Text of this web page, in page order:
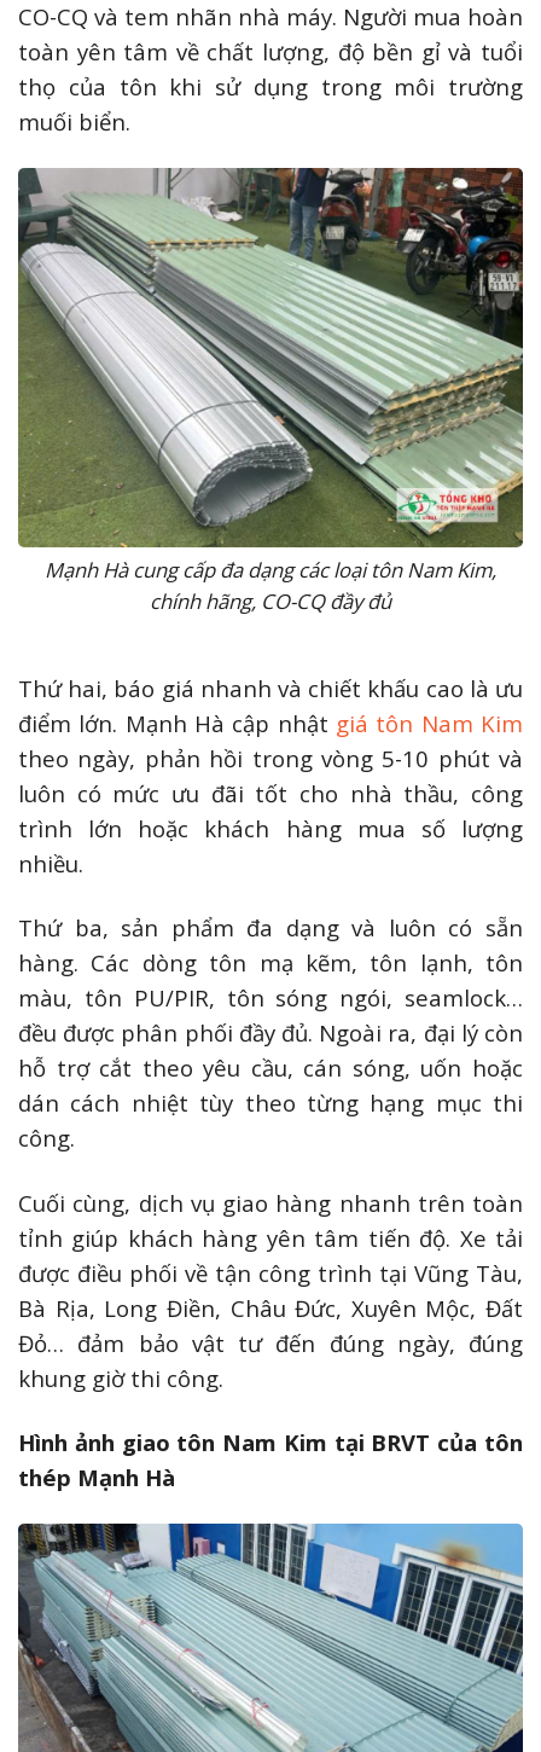
CO-CQ và tem nhãn nhà máy. Người mua hoàn
toàn yên tâm về chất lượng, độ bền gỉ và tuổi
thọ của tôn khi sử dụng trong môi trường
muối biển.
Mạnh Hà cung cấp đa dạng các loại tôn Nam Kim,
chính hãng, CO-CQ đầy đủ
Thứ hai, báo giá nhanh và chiết khấu cao là ưu
điểm lớn. Mạnh Hà cập nhật giá tôn Nam Kim
theo ngày, phản hồi trong vòng 5-10 phút và
luôn có mức ưu đãi tốt cho nhà thầu, công
trình lớn hoặc khách hàng mua số lượng
nhiều.
Thứ ba, sản phẩm đa dạng và luôn có sẵn
hàng. Các dòng tôn mạ kẽm, tôn lạnh, tôn
màu, tôn PU/PIR, tôn sóng ngói, seamlock…
đều được phân phối đầy đủ. Ngoài ra, đại lý còn
hỗ trợ cắt theo yêu cầu, cán sóng, uốn hoặc
dán cách nhiệt tùy theo từng hạng mục thi
công.
Cuối cùng, dịch vụ giao hàng nhanh trên toàn
tỉnh giúp khách hàng yên tâm tiến độ. Xe tải
được điều phối về tận công trình tại Vũng Tàu,
Bà Rịa, Long Điền, Châu Đức, Xuyên Mộc, Đất
Đỏ… đảm bảo vật tư đến đúng ngày, đúng
khung giờ thi công.
Hình ảnh giao tôn Nam Kim tại BRVT của tôn
thép Mạnh Hà